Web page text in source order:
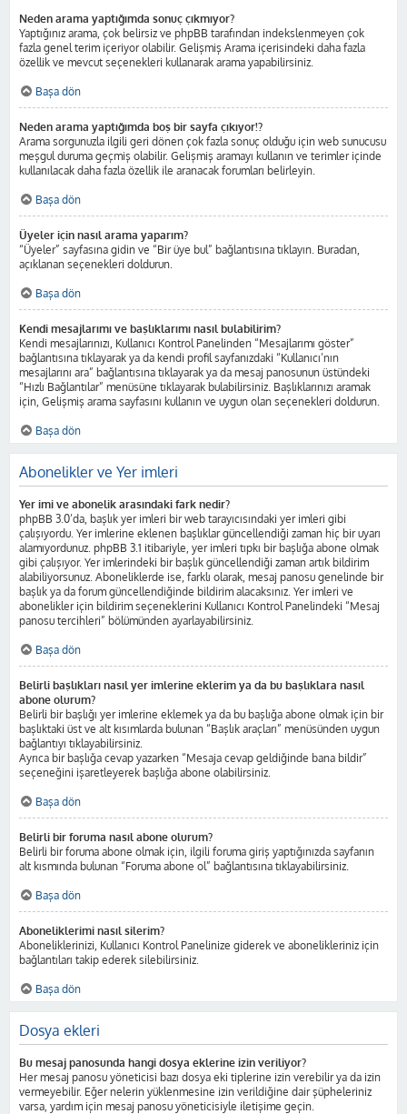
Neden arama yaptığımda sonuç çıkmıyor?
Yaptığınız arama, çok belirsiz ve phpBB tarafından indekslenmeyen çok
fazla genel terim içeriyor olabilir. Gelişmiş Arama içerisindeki daha fazla
özellik ve mevcut seçenekleri kullanarak arama yapabilirsiniz.
Başa dön
Neden arama yaptığımda boş bir sayfa çıkıyor!?
Arama sorgunuzla ilgili geri dönen çok fazla sonuç olduğu için web sunucusu
meşgul duruma geçmiş olabilir. Gelişmiş aramayı kullanın ve terimler içinde
kullanılacak daha fazla özellik ile aranacak forumları belirleyin.
Başa dön
Üyeler için nasıl arama yaparım?
“Üyeler” sayfasına gidin ve “Bir üye bul” bağlantısına tıklayın. Buradan,
açıklanan seçenekleri doldurun.
Başa dön
Kendi mesajlarımı ve başlıklarımı nasıl bulabilirim?
Kendi mesajlarınızı, Kullanıcı Kontrol Panelinden “Mesajlarımı göster”
bağlantısına tıklayarak ya da kendi profil sayfanızdaki “Kullanıcı’nın
mesajlarını ara” bağlantısına tıklayarak ya da mesaj panosunun üstündeki
“Hızlı Bağlantılar” menüsüne tıklayarak bulabilirsiniz. Başlıklarınızı aramak
için, Gelişmiş arama sayfasını kullanın ve uygun olan seçenekleri doldurun.
Başa dön
Abonelikler ve Yer imleri
Yer imi ve abonelik arasındaki fark nedir?
phpBB 3.0’da, başlık yer imleri bir web tarayıcısındaki yer imleri gibi
çalışıyordu. Yer imlerine eklenen başlıklar güncellendiği zaman hiç bir uyarı
alamıyordunuz. phpBB 3.1 itibariyle, yer imleri tıpkı bir başlığa abone olmak
gibi çalışıyor. Yer imlerindeki bir başlık güncellendiği zaman artık bildirim
alabiliyorsunuz. Aboneliklerde ise, farklı olarak, mesaj panosu genelinde bir
başlık ya da forum güncellendiğinde bildirim alacaksınız. Yer imleri ve
abonelikler için bildirim seçeneklerini Kullanıcı Kontrol Panelindeki “Mesaj
panosu tercihleri” bölümünden ayarlayabilirsiniz.
Başa dön
Belirli başlıkları nasıl yer imlerine eklerim ya da bu başlıklara nasıl
abone olurum?
Belirli bir başlığı yer imlerine eklemek ya da bu başlığa abone olmak için bir
başlıktaki üst ve alt kısımlarda bulunan “Başlık araçları” menüsünden uygun
bağlantıyı tıklayabilirsiniz.
Ayrıca bir başlığa cevap yazarken “Mesaja cevap geldiğinde bana bildir”
seçeneğini işaretleyerek başlığa abone olabilirsiniz.
Başa dön
Belirli bir foruma nasıl abone olurum?
Belirli bir foruma abone olmak için, ilgili foruma giriş yaptığınızda sayfanın
alt kısmında bulunan “Foruma abone ol” bağlantısına tıklayabilirsiniz.
Başa dön
Aboneliklerimi nasıl silerim?
Aboneliklerinizi, Kullanıcı Kontrol Panelinize giderek ve abonelikleriniz için
bağlantıları takip ederek silebilirsiniz.
Başa dön
Dosya ekleri
Bu mesaj panosunda hangi dosya eklerine izin veriliyor?
Her mesaj panosu yöneticisi bazı dosya eki tiplerine izin verebilir ya da izin
vermeyebilir. Eğer nelerin yüklenmesine izin verildiğine dair şüpheleriniz
varsa, yardım için mesaj panosu yöneticisiyle iletişime geçin.